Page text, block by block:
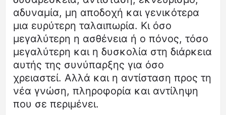
αδυναμία, μη αποδοχή και γενικότερα
μια ευρύτερη ταλαιπωρία. Κι όσο
μεγαλύτερη η ασθένεια ή ο πόνος, τόσο
μεγαλύτερη και η δυσκολία στη διάρκεια
αυτής της συνύπαρξης για όσο
χρειαστεί. Αλλά και η αντίσταση προς τη
νέα γνώση, πληροφορία και αντίληψη
που σε περιμένει.